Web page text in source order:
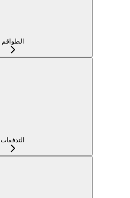
الطواقم
التدفقات